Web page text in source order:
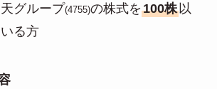
グループ(4755)の株式を100株以
る方